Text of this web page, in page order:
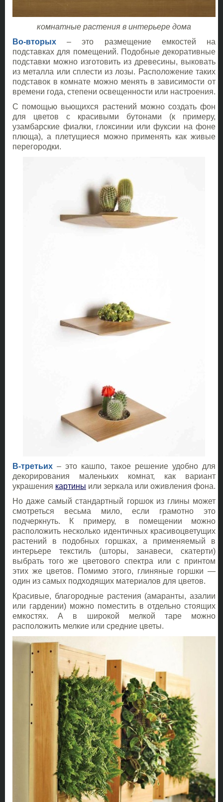
комнатные растения в интерьере дома
Во-вторых – это размещение емкостей на
подставках для помещений. Подобные декоративные
подставки можно изготовить из древесины, выковать
из металла или сплести из лозы. Расположение таких
подставок в комнате можно менять в зависимости от
времени года, степени освещенности или настроения.
С помощью вьющихся растений можно создать фон
для цветов с красивыми бутонами (к примеру,
узамбарские фиалки, глоксинии или фуксии на фоне
плюща), а плетущиеся можно применять как живые
перегородки.
В-третьих – это кашпо, такое решение удобно для
декорирования маленьких комнат, как вариант
украшения картины или зеркала или оживления фона.
Но даже самый стандартный горшок из глины может
смотреться весьма мило, если грамотно это
подчеркнуть. К примеру, в помещении можно
расположить несколько идентичных красивоцветущих
растений в подобных горшках, а применяемый в
интерьере текстиль (шторы, занавеси, скатерти)
выбрать того же цветового спектра или с принтом
этих же цветов. Помимо этого, глиняные горшки —
один из самых подходящих материалов для цветов.
Красивые, благородные растения (амаранты, азалии
или гардении) можно поместить в отдельно стоящих
емкостях. А в широкой мелкой таре можно
расположить мелкие или средние цветы.